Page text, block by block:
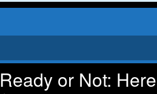
Ready or Not: